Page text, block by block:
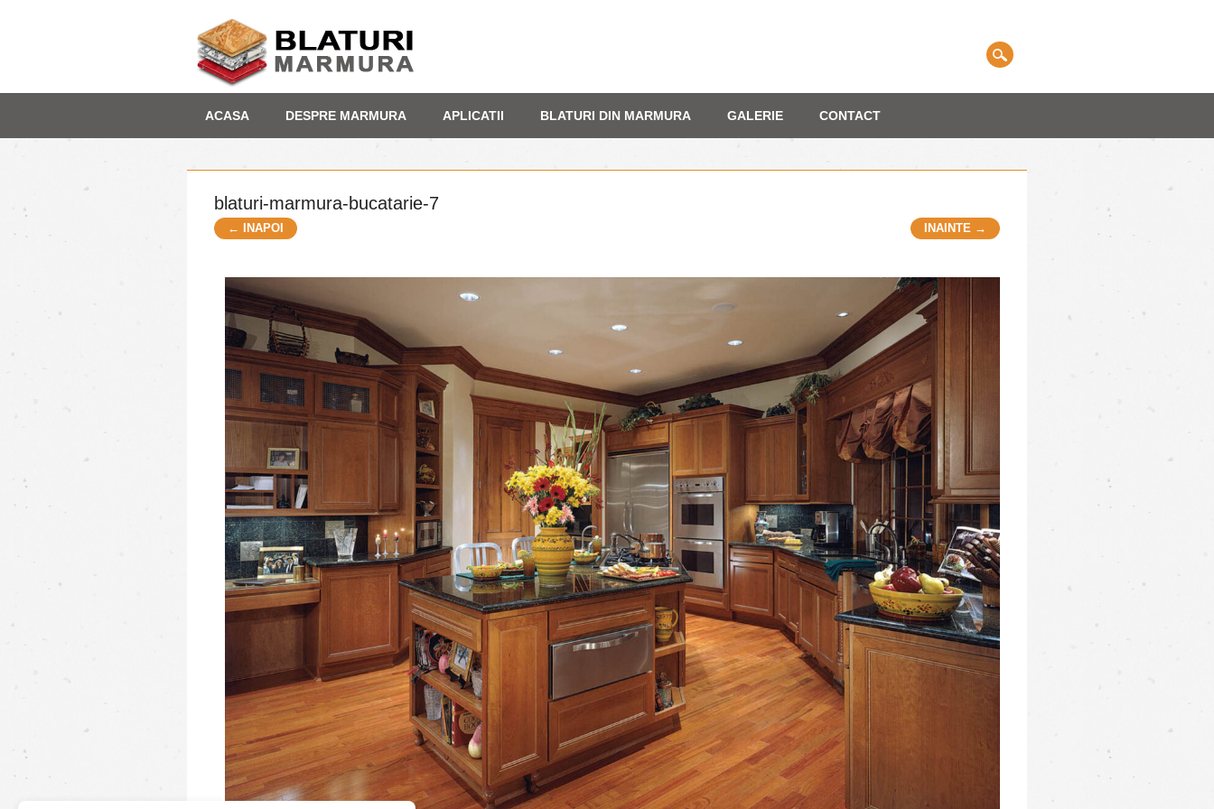
content
ACASA DESPRE MARMURA APLICATII BLATURI DIN MARMURA GALERIE CONTACT
blaturi-marmura-bucatarie-7
← INAPOI INAINTE →